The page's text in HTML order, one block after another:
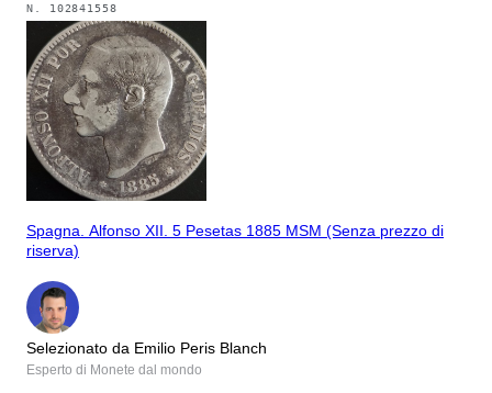
N. 102841558
Spagna. Alfonso XII. 5 Pesetas 1885 MSM (Senza prezzo di
riserva)
Selezionato da Emilio Peris Blanch
Esperto di Monete dal mondo